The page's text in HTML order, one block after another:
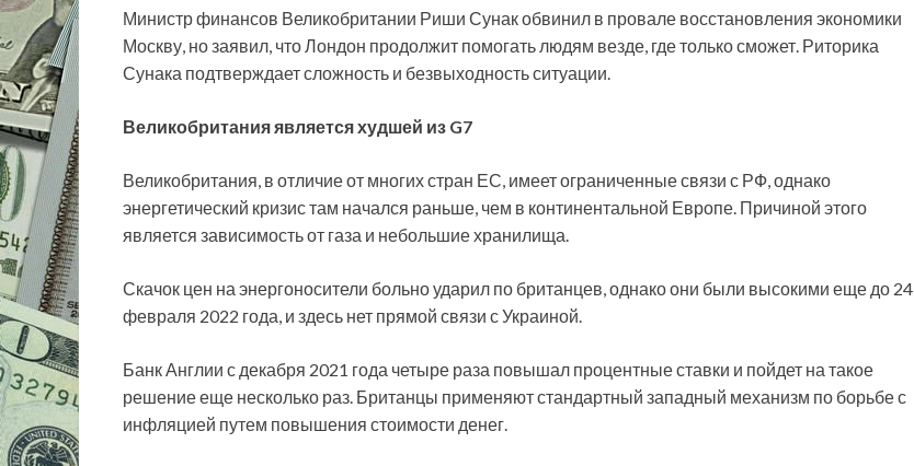
Министр финансов Великобритании Риши Сунак обвинил в провале восстановления экономики
Москву, но заявил, что Лондон продолжит помогать людям везде, где только сможет. Риторика
Сунака подтверждает сложность и безвыходность ситуации.
Великобритания является худшей из G7
Великобритания, в отличие от многих стран ЕС, имеет ограниченные связи с РФ, однако
энергетический кризис там начался раньше, чем в континентальной Европе. Причиной этого
является зависимость от газа и небольшие хранилища.
Скачок цен на энергоносители больно ударил по британцев, однако они были высокими еще до 24
февраля 2022 года, и здесь нет прямой связи с Украиной.
Банк Англии с декабря 2021 года четыре раза повышал процентные ставки и пойдет на такое
решение еще несколько раз. Британцы применяют стандартный западный механизм по борьбе с
инфляцией путем повышения стоимости денег.